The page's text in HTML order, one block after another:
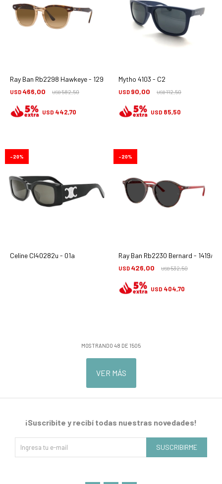
Ray Ban Rb2298 Hawkeye - 1292/m2
USD 466,00 USD582,50
USD 442,70
Mytho 4103 - C2
USD 90,00 USD112,50
USD 85,50
Celine Cl40282u - 01a
20
Ray Ban Rb2230 Bernard - 1419/48
USD 426,00 USD532,50
20
USD 404,70
MOSTRANDO 48 DE 1505
VER MÁS
¡Suscribite y recibí todas nuestras novedades!
SUSCRIBIRME